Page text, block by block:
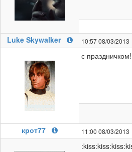
Luke Skywalker 10:57 08/03/2013
с праздничком!
крот77 11:00 08/03/2013